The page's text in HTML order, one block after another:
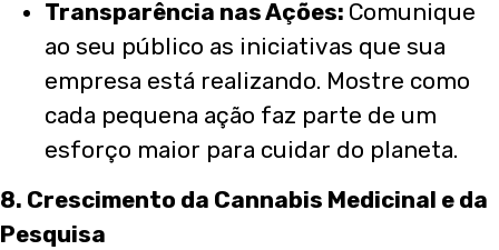
Transparência nas Ações: Comunique
ao seu público as iniciativas que sua
empresa está realizando. Mostre como
cada pequena ação faz parte de um
esforço maior para cuidar do planeta.
8. Crescimento da Cannabis Medicinal e da
Pesquisa